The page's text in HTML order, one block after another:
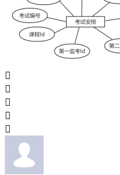




